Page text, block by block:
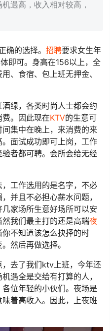
遇高，收入相对较高，
的选择。 招聘要求女生年
即可。身高在156以上，全
、食宿、包上班无押金、
绿，各类时尚人士都会约
。因此现在KTV的生意可
集中在晚上，来消费的来
面试成功即可上岗，工作
者都可聘。会所会给无经
工作选用的是名字，不必
并且不必担心薪水问题，
家场所生意好场所可以安
我们最主打的还是高端夜
不知道该怎么抉择的时
然后再做选择。
去了我们ktv上班，今年还
遇全是交给有打算的人，
位年轻的小伙们。夜场是
着高收入。因此，上夜班